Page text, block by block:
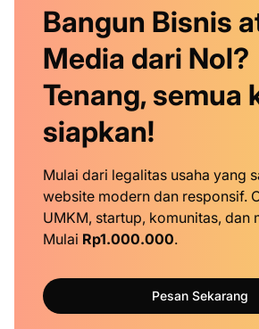
Bangun Bisnis
Media dari Nol?
Tenang, semua
siapkan!
Mulai dari legalitas usaha yang
website modern dan responsif.
UMKM, startup, komunitas, dan
Mulai Rp1.000.000.
Pesan Sekarang